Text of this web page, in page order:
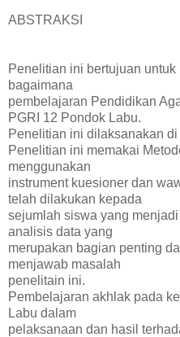
ABSTRAKSI
Penelitian ini bertujuan
bagaimana
pembelajaran Pendidikan
PGRI 12 Pondok Labu.
Penelitian ini dilaksanakan
Penelitian ini memakai
menggunakan
instrument kuesioner dan
telah dilakukan kepada
sejumlah siswa yang
analisis data yang
merupakan bagian penting
menjawab masalah
penelitain ini.
Pembelajaran akhlak pada
Labu dalam
pelaksanaan dan hasil